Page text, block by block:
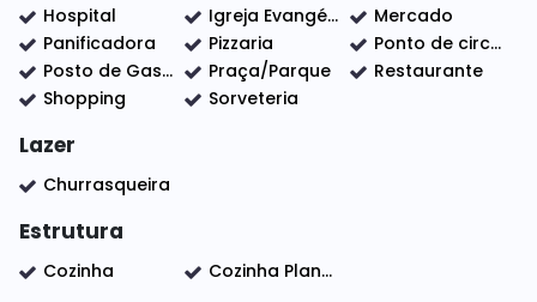
Garagem para aproximadamente 4 veículos
Cobertura nos fundos 35m²
Casa toda pintada e mobiliada
Ótima localização próximo ao colégio Objetivo
e supermercado Sumerbol, está à 3km do
Fausto.
Hospital
Igreja Evangélica
Mercado
Panificadora
Pizzaria
Ponto de circular
Posto de Gasolina
Praça/Parque
Restaurante
Shopping
Sorveteria
Lazer
Churrasqueira
Estrutura
Cozinha Cozinha Planejada